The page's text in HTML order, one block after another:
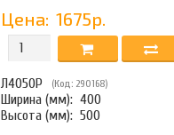
Цена: 1675р.
Л4050Р (Код: 290168)
Ширина (мм): 400
Высота (мм): 500